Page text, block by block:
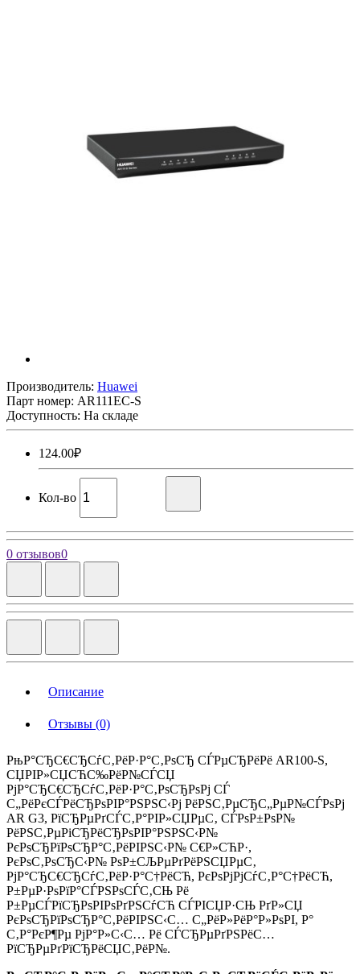
Производитель: Huawei
Парт номер: AR111EC-S
Доступность: На складе
124.00₽
Кол-во
0 отзывов0
Описание
Отзывы (0)
РњР°СЂС€СЂСѓС‚РёР·Р°С‚РѕСЂ СЃРµСЂРёРё AR100-S,
СЏРІР»СЏСЋС‰РёР№СЃСЏ
РјР°СЂС€СЂСѓС‚РёР·Р°С‚РѕСЂРѕРј СЃ
С„РёРєСЃРёСЂРѕРІР°РЅРЅС‹Рј РёРЅС‚РµСЂС„РµР№СЃРѕРј
AR G3, РїСЂРµРґСЃС‚Р°РІР»СЏРµС‚ СЃРѕР±РѕР№
РёРЅС‚РµРіСЂРёСЂРѕРІР°РЅРЅС‹Р№
РєРѕСЂРїРѕСЂР°С‚РёРІРЅС‹Р№ С€Р»СЋР·,
РєРѕС‚РѕСЂС‹Р№ РѕР±СЉРµРґРёРЅСЏРµС‚
РјР°СЂС€СЂСѓС‚РёР·Р°С†РёСЋ, РєРѕРјРјСѓС‚Р°С†РёСЋ,
Р±РµР·РѕРїР°СЃРЅРѕСЃС‚СЊ Рё
Р±РµСЃРїСЂРѕРІРѕРґРЅСѓСЋ СЃРІСЏР·СЊ РґР»СЏ
РєРѕСЂРїРѕСЂР°С‚РёРІРЅС‹С… С„РёР»РёР°Р»РѕРІ, Р°
С‚Р°РєР¶Рµ РјР°Р»С‹С… Рё СЃСЂРµРґРЅРёС…
РїСЂРµРґРїСЂРёСЏС‚РёР№.